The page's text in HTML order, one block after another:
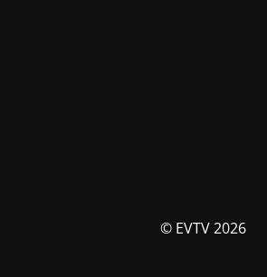
© EVTV 2026